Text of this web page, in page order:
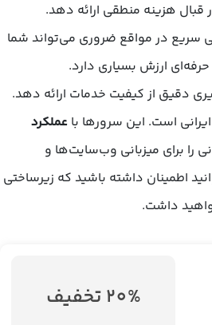
قبال هزینه منطقی ارائه دهد.
و پاسخگویی سریع در مواقع ضروری می‌تواند شما
ارزش بسیاری دارد.
دقیق از کیفیت خدمات ارائه دهد.
است. این سرورها با عملکرد
را برای میزبانی وب‌سایت‌ها و
اطمینان داشته باشید که زیرساختی
داشت.
20% تخفیف